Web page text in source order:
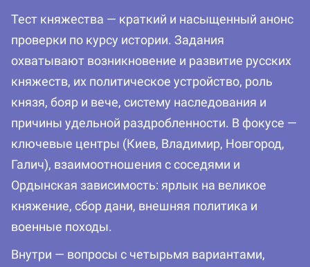
Тест княжества — краткий и насыщенный анонс
проверки по курсу истории. Задания
охватывают возникновение и развитие русских
княжеств, их политическое устройство, роль
князя, бояр и вече, систему наследования и
причины удельной раздробленности. В фокусе —
ключевые центры (Киев, Владимир, Новгород,
Галич), взаимоотношения с соседями и
Ордынская зависимость: ярлык на великое
княжение, сбор дани, внешняя политика и
военные походы.
Внутри — вопросы с четырьмя вариантами,